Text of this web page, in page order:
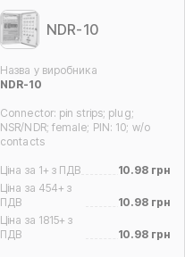
NDR-10
Назва у виробника
NDR-10
Connector: pin strips; plug;
NSR/NDR; female; PIN: 10; w/o
contacts
Ціна за 1+ з ПДВ
10.98 грн
Ціна за 454+ з
ПДВ
10.98 грн
Ціна за 1815+ з
ПДВ
10.98 грн